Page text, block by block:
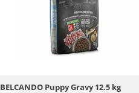
BELCANDO Puppy Gravy 12.5 kg